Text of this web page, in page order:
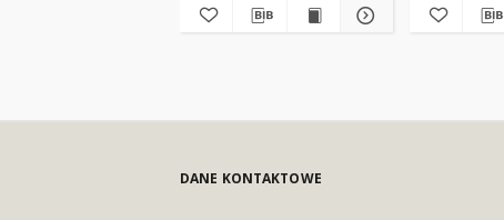
DANE KONTAKTOWE